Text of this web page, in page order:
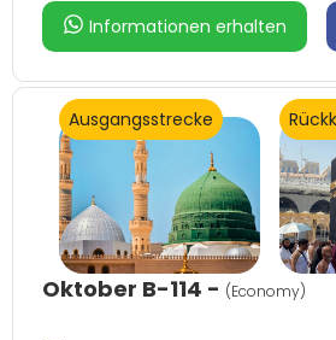
Informationen erhalten
Ausgangsstrecke
Oktober B-114 - (Economy)